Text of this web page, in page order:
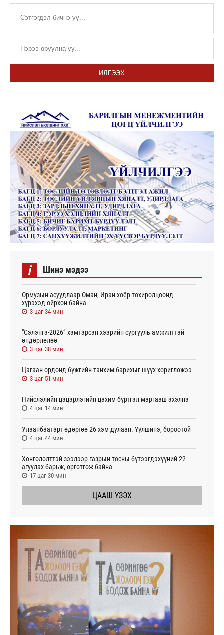
ИЛГЭЭХ
i Шинэ мэдээ
Ормузын асуудлаар Оман, Иран хоёр тохиролцоонд
хүрэхэд ойрхон байна
3 цаг 34 мин
"Сэлэнгэ-2026” хэмтэрсэн хээрийн сургууль амжилттай
өндөрлөлөө
3 цаг 38 мин
Цагаан ордонд бүжгийн танхим барихыг шүүх хоригложээ
3 цаг 51 мин
Нийслэлийн цэцэрлэгийн цахим бүртгэл маргааш эхэлнэ
4 цаг 14 мин
Улаанбаатарт өдөртөө 26 хэм дулаан. Үүлшинэ, бороотой
4 цаг 44 мин
Хөнгөлөлттэй зээлээр газрын тосны бүтээгдэхүүний 22
агуулах барьж, өргөтгөж байна
17 цаг 30 мин
ЦААШ ҮЗЭХ